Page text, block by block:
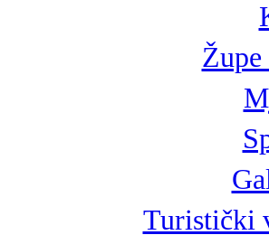
Turistički